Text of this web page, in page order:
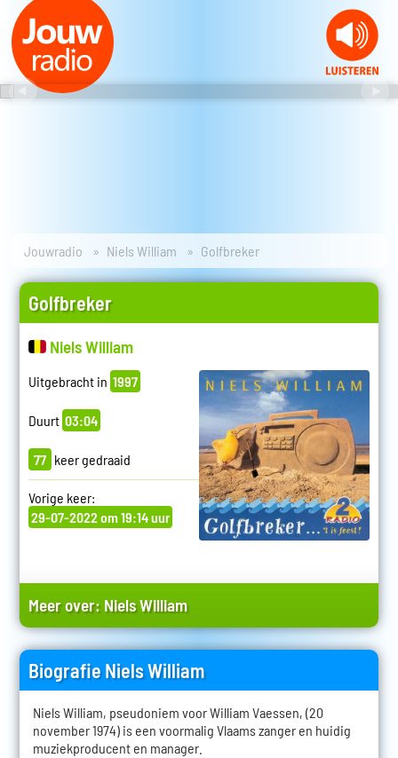
Jouwradio Niels William Golfbreker
Golfbreker
Niels William
Uitgebracht in 1997
Duurt 03:04
77 keer gedraaid
Vorige keer:
29-07-2022 om 19:14 uur
Meer over: Niels William
Biografie Niels William
Niels William, pseudoniem voor William Vaessen, (20
november 1974) is een voormalig Vlaams zanger en huidig
muziekproducent en manager.